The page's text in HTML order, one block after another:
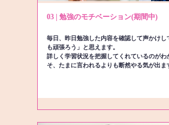
03 | 勉強のモチベーション(期間中)
毎日、昨日勉強した内容を確認して声かけし
も頑張ろう」と思えます。
詳しく学習状況を把握してくれているのがわ
そ、たまに言われるよりも断然やる気が出ま